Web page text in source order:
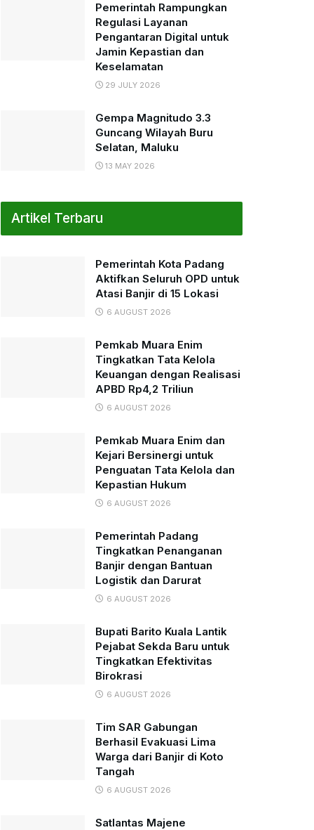
Pemerintah Rampungkan
Regulasi Layanan
Pengantaran Digital untuk
Jamin Kepastian dan
Keselamatan
29 JULY 2026
Gempa Magnitudo 3.3
Guncang Wilayah Buru
Selatan, Maluku
13 MAY 2026
Artikel Terbaru
Pemerintah Kota Padang
Aktifkan Seluruh OPD untuk
Atasi Banjir di 15 Lokasi
6 AUGUST 2026
Pemkab Muara Enim
Tingkatkan Tata Kelola
Keuangan dengan Realisasi
APBD Rp4,2 Triliun
6 AUGUST 2026
Pemkab Muara Enim dan
Kejari Bersinergi untuk
Penguatan Tata Kelola dan
Kepastian Hukum
6 AUGUST 2026
Pemerintah Padang
Tingkatkan Penanganan
Banjir dengan Bantuan
Logistik dan Darurat
6 AUGUST 2026
Bupati Barito Kuala Lantik
Pejabat Sekda Baru untuk
Tingkatkan Efektivitas
Birokrasi
6 AUGUST 2026
Tim SAR Gabungan
Berhasil Evakuasi Lima
Warga dari Banjir di Koto
Tangah
6 AUGUST 2026
Satlantas Majene